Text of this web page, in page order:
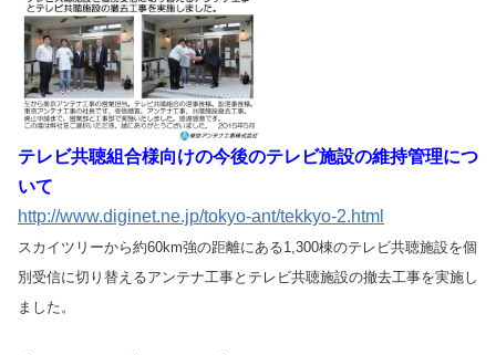
テレビ共聴組合様向けの今後のテレビ施設の維持管理につ
いて
http://www.diginet.ne.jp/tokyo-ant/tekkyo-2.html
スカイツリーから約60km強の距離にある1,300棟のテレビ共聴施設を個
別受信に切り替えるアンテナ工事とテレビ共聴施設の撤去工事を実施し
ました。